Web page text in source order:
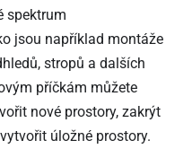
spektrum
jsou například montáže
stropů a dalších
příčkám můžete
nové prostory, zakrýt
úložné prostory.